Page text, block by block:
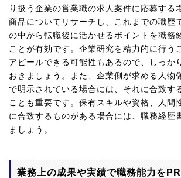
り扱う企業の営業職の求人案件に応募する
商品についてリサーチし、これまでの職歴
の中から転職後に活かせるポイントを職務
ことが有効です。企業研究を精力的に行う
アピールできる可能性もあるので、しっか
おきましょう。また、企業側が求める人物
で明示されている場合には、それに合致す
ことも重要です。保有スキルや資格、人間
に合致するものがある場合には、職務経歴
ましょう。
業務上の成果や実績で職務能力を